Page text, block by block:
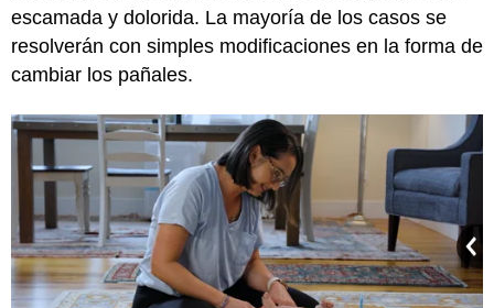
escamada y dolorida. La mayoría de los casos se
resolverán con simples modificaciones en la forma de
cambiar los pañales.